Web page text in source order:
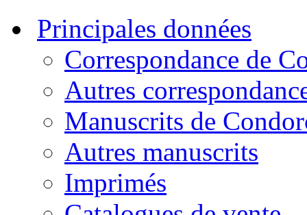
Principales données
Correspondance de
Autres
Manuscrits de
Autres manuscrits
Imprimés